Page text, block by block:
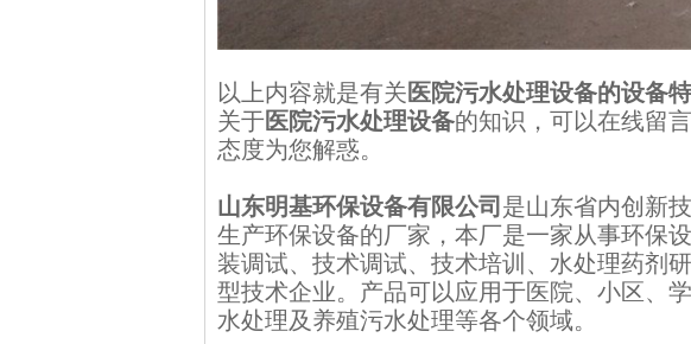
以上内容就是有关医院污水处理设备的设备
关于医院污水处理设备的知识，可以在线留
态度为您解惑。
山东明基环保设备有限公司 是山东省内创新
生产环保设备的厂家，本厂是一家从事环保
装调试、技术调试、技术培训、水处理药剂
型技术企业。产品可以应用于医院、小区、
水处理及养殖污水处理等各个领域。